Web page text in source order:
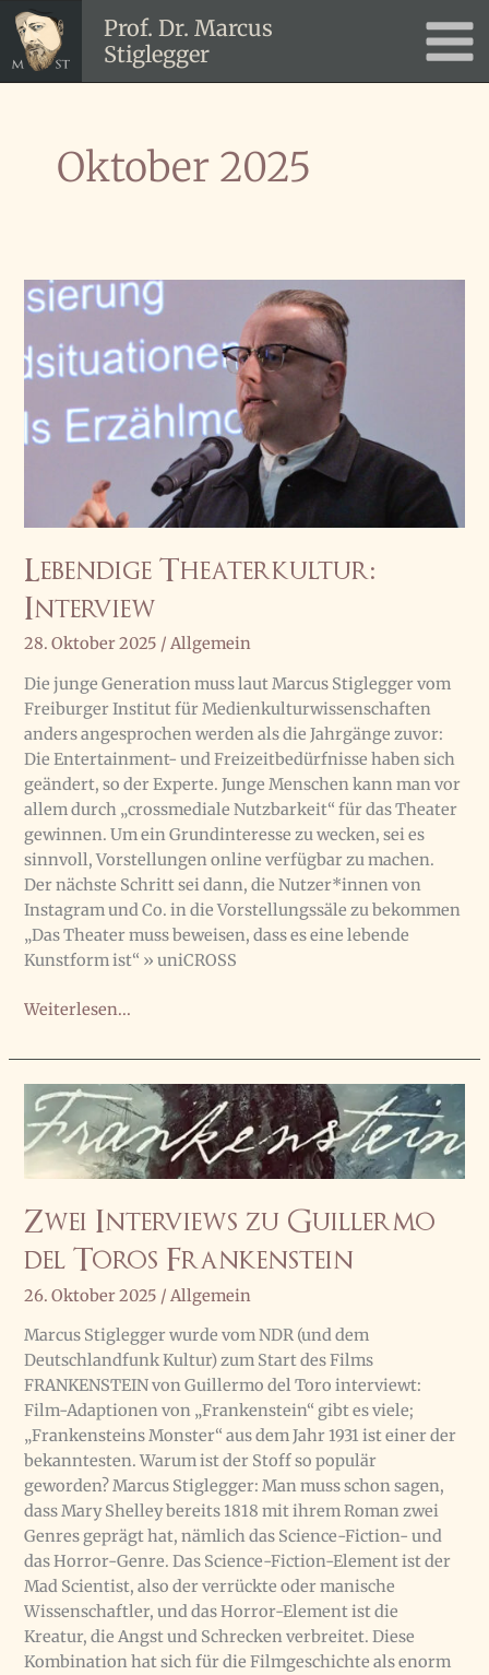
Zum
Inhalt
springen
Prof. Dr. Marcus
Stiglegger
Main
Oktober 2025
Lebendige Theaterkultur:
Interview
28. Oktober 2025 /Allgemein
Die junge Generation muss laut Marcus Stiglegger vom
Freiburger Institut für Medienkulturwissenschaften
anders angesprochen werden als die Jahrgänge zuvor:
Die Entertainment- und Freizeitbedürfnisse haben sich
geändert, so der Experte. Junge Menschen kann man vor
allem durch „crossmediale Nutzbarkeit“ für das Theater
gewinnen. Um ein Grundinteresse zu wecken, sei es
sinnvoll, Vorstellungen online verfügbar zu machen.
Der nächste Schritt sei dann, die Nutzer*innen von
Instagram und Co. in die Vorstellungssäle zu bekommen
„Das Theater muss beweisen, dass es eine lebende
Kunstform ist“ » uniCROSS
Lebendige
Interview
Weiterlesen...
Zwei Interviews zu Guillermo
del Toros Frankenstein
26. Oktober 2025 / Allgemein
Marcus Stiglegger wurde vom NDR (und dem
Deutschlandfunk Kultur) zum Start des Films
FRANKENSTEIN von Guillermo del Toro interviewt:
Film-Adaptionen von „Frankenstein“ gibt es viele;
„Frankensteins Monster“ aus dem Jahr 1931 ist einer der
bekanntesten. Warum ist der Stoff so populär
geworden? Marcus Stiglegger: Man muss schon sagen,
dass Mary Shelley bereits 1818 mit ihrem Roman zwei
Genres geprägt hat, nämlich das Science-Fiction- und
das Horror-Genre. Das Science-Fiction-Element ist der
Mad Scientist, also der verrückte oder manische
Wissenschaftler, und das Horror-Element ist die
Kreatur, die Angst und Schrecken verbreitet. Diese
Kombination hat sich für die Filmgeschichte als enorm